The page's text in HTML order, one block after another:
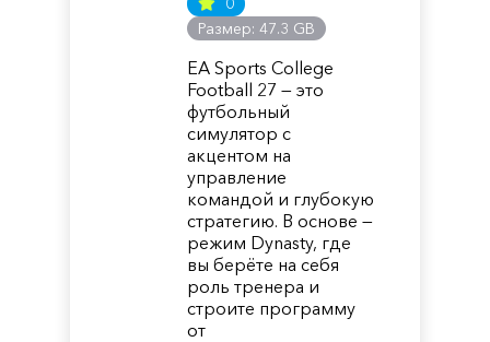
Размер: 47.3 GB
EA Sports College
Football 27 — это
футбольный
симулятор с
акцентом на
управление
командой и глубокую
стратегию. В основе —
режим Dynasty, где
вы берёте на себя
роль тренера и
строите программу
от